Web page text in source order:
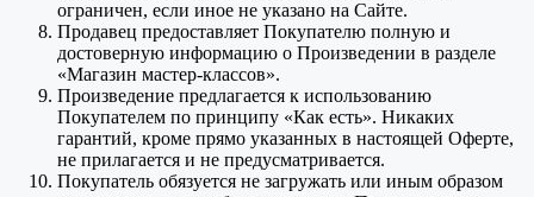
ограничен, если иное не указано на Сайте.
Продавец предоставляет Покупателю полную и
достоверную информацию о Произведении в разделе
«Магазин мастер-классов».
Произведение предлагается к использованию
Покупателем по принципу «Как есть». Никаких
гарантий, кроме прямо указанных в настоящей Оферте,
не прилагается и не предусматривается.
Покупатель обязуется не загружать или иным образом